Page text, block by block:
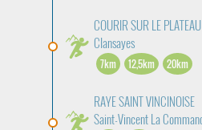
COURIR SUR LE PLATEAU
Clansayes
7km 12,5km 20km
RAYE SAINT VINCINOISE
Saint-Vincent La